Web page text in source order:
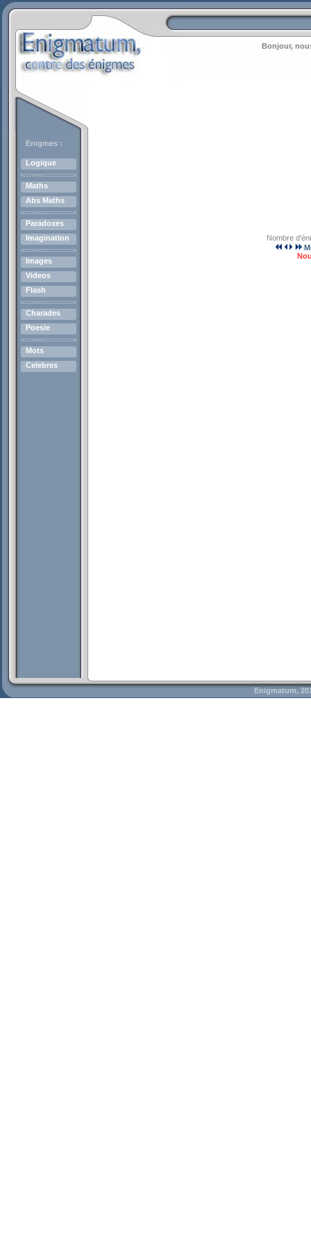
Bonjour,
Enigmes :
Logique
Maths
Abs Maths
Paradoxes
Imagination
Images
Videos
Flash
Charades
Poesie
Mots
Celebres
Nombre
Enigmatum,